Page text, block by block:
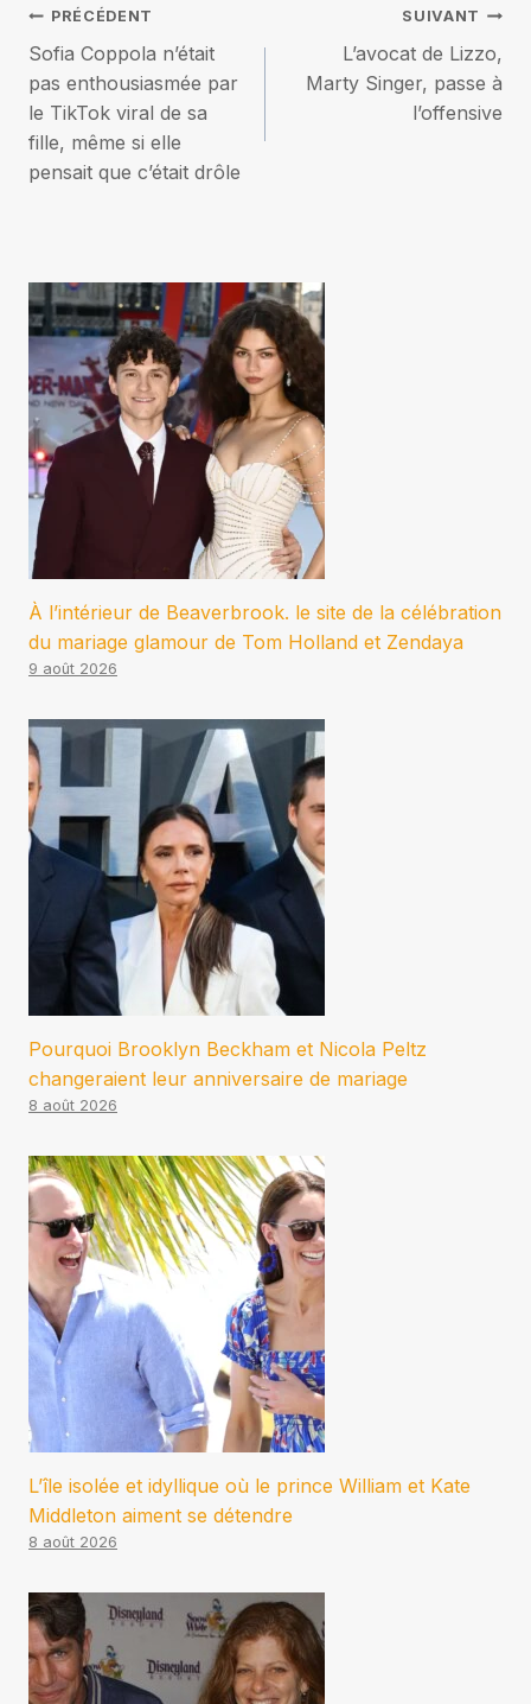
Navigation
de
l’article
PRÉCÉDENT
Sofia Coppola n’était
pas enthousiasmée par
le TikTok viral de sa
fille, même si elle
pensait que c’était drôle
SUIVANT
L’avocat de Lizzo,
Marty Singer, passe à
l’offensive
À l’intérieur de Beaverbrook. le site de la célébration
du mariage glamour de Tom Holland et Zendaya
9 août 2026
Pourquoi Brooklyn Beckham et Nicola Peltz
changeraient leur anniversaire de mariage
8 août 2026
L’île isolée et idyllique où le prince William et Kate
Middleton aiment se détendre
8 août 2026